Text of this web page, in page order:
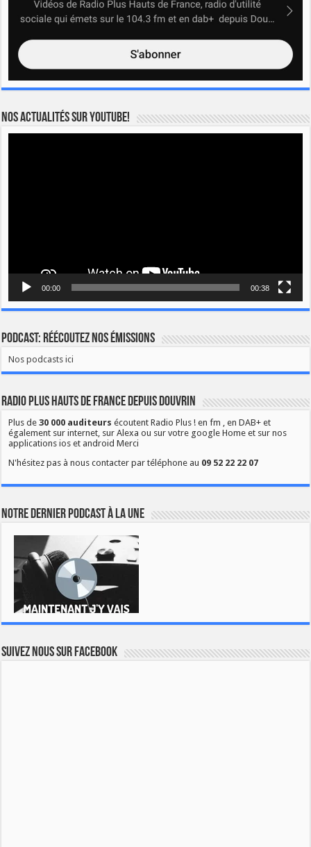
Nos actualités sur YOUTUBE!
00:00 00:38
Podcast: Réécoutez nos émissions
Nos podcasts ici
Radio Plus Hauts de France depuis Douvrin
Plus de30 000 auditeurs écoutent Radio Plus ! en fm , en DAB+ et
également sur internet, sur Alexa ou sur votre google Home et sur nos
applications ios et android Merci
N'hésitez pas à nous contacter par téléphone au 09 52 22 22 07
Notre dernier podcast à la une
Suivez nous sur Facebook